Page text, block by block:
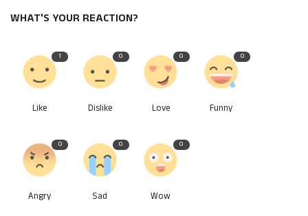
WHAT'S YOUR REACTION?
1
Like
0
Dislike
0
Love
0
Funny
0
Angry
0
Sad
0
Wow